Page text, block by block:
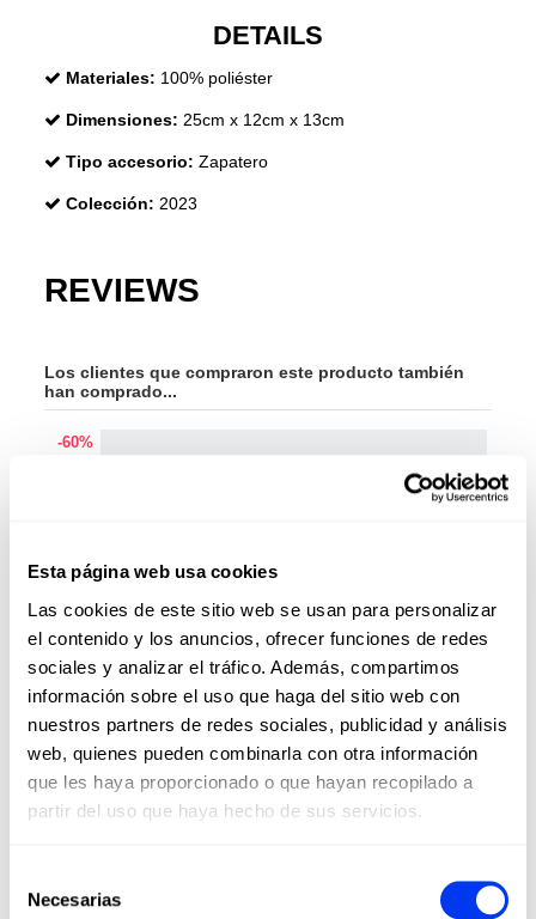
Esta página web usa cookies
Las cookies de este sitio web se usan para personalizar
el contenido y los anuncios, ofrecer funciones de redes
sociales y analizar el tráfico. Además, compartimos
información sobre el uso que haga del sitio web con
nuestros partners de redes sociales, publicidad y análisis
web, quienes pueden combinarla con otra información
que les haya proporcionado o que hayan recopilado a
partir del uso que haya hecho de sus servicios.
Necesarias
DETAILS
Materiales: 100% poliéster
Dimensiones: 25cm x 12cm x 13cm
Tipo accesorio: Zapatero
Colección: 2023
REVIEWS
Los clientes que compraron este producto también
han comprado...
-60%
Pádel